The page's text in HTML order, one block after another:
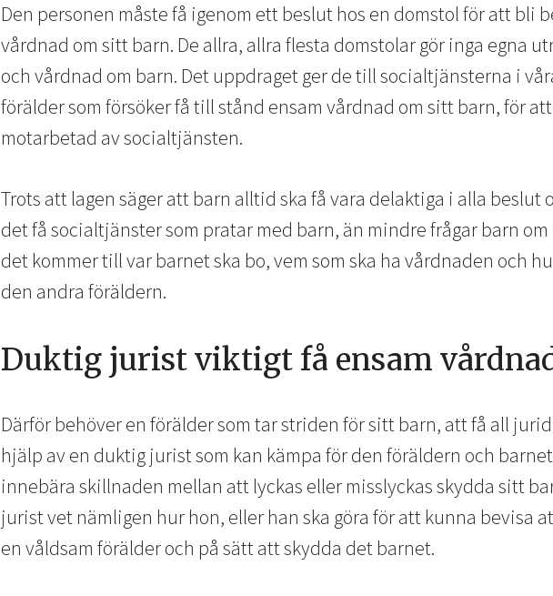
Den personen måste få igenom ett beslut hos en domstol för att bli
vårdnad om sitt barn. De allra, allra flesta domstolar gör inga egna
och vårdnad om barn. Det uppdraget ger de till socialtjänsterna i
förälder som försöker få till stånd ensam vårdnad om sitt barn, för
motarbetad av socialtjänsten.
Trots att lagen säger att barn alltid ska få vara delaktiga i alla beslut
det få socialtjänster som pratar med barn, än mindre frågar barn
det kommer till var barnet ska bo, vem som ska ha vårdnaden och
den andra föräldern.
Duktig jurist viktigt få ensam
Därför behöver en förälder som tar striden för sitt barn, att få all
hjälp av en duktig jurist som kan kämpa för den föräldern och
innebära skillnaden mellan att lyckas eller misslyckas skydda sitt
jurist vet nämligen hur hon, eller han ska göra för att kunna bevisa
en våldsam förälder och på sätt att skydda det barnet.